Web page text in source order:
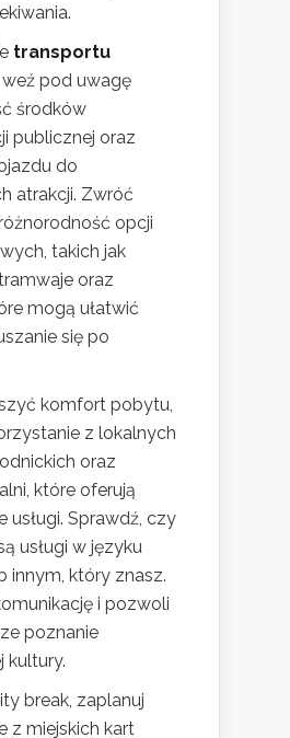
transportu
pod uwagę
środków
publicznej oraz
do
atrakcji. Zwróć
opcji
takich jak
oraz
mogą ułatwić
się po
komfort pobytu,
z lokalnych
oraz
które oferują
usługi. Sprawdź, czy
usługi w języku
innym, który znasz.
i pozwoli
poznanie
kultury.
break, zaplanuj
z miejskich kart